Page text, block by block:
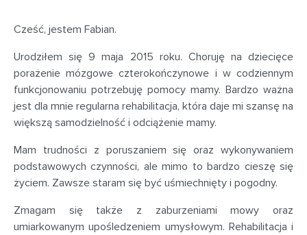
Cześć, jestem Fabian.
Urodziłem się 9 maja 2015 roku. Choruję na dziecięce
porażenie mózgowe czterokończynowe i w codziennym
funkcjonowaniu potrzebuję pomocy mamy. Bardzo ważna
jest dla mnie regularna rehabilitacja, która daje mi szansę na
większą samodzielność i odciążenie mamy.
Mam trudności z poruszaniem się oraz wykonywaniem
podstawowych czynności, ale mimo to bardzo cieszę się
życiem. Zawsze staram się być uśmiechnięty i pogodny.
Zmagam się także z zaburzeniami mowy oraz
umiarkowanym upośledzeniem umysłowym. Rehabilitacja i